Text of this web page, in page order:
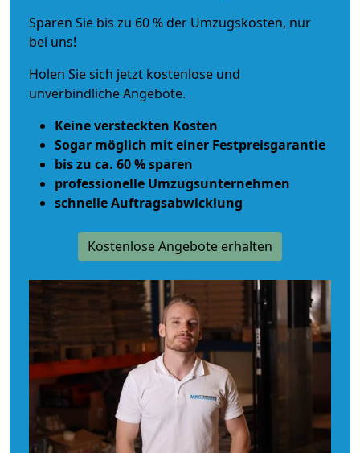
Sparen Sie bis zu 60 % der Umzugskosten, nur
bei uns!
Holen Sie sich jetzt kostenlose und
unverbindliche Angebote.
Keine versteckten Kosten
Sogar möglich mit einer Festpreisgarantie
bis zu ca. 60 % sparen
professionelle Umzugsunternehmen
schnelle Auftragsabwicklung
Kostenlose Angebote erhalten